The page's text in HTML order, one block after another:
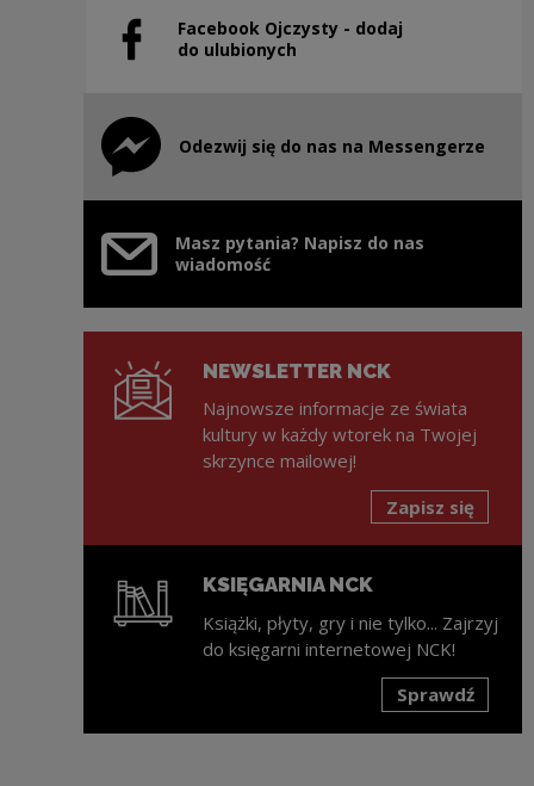
Facebook Ojczysty - dodaj
do ulubionych
Uwaga, link zostanie otwarty w nowym oknie
Odezwij się do nas na Messengerze
Uwaga, link zostanie otwarty w nowym oknie
Masz pytania? Napisz do nas
wiadomość
NEWSLETTER NCK
Najnowsze informacje ze świata
kultury w każdy wtorek na Twojej
skrzynce mailowej!
Zapisz się
KSIĘGARNIA NCK
Książki, płyty, gry i nie tylko... Zajrzyj
do księgarni internetowej NCK!
Sprawdź